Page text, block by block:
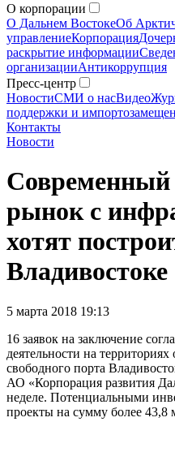
О корпорации
О Дальнем ВостокеОб
управлениеКорпорация
раскрытие информации
организацииАнтикоррупция
Пресс-центр
НовостиСМИ о насВидео
поддержки и
Контакты
Новости
рынок с
хотят
Владивостоке
5 марта 2018 19:13
16 заявок на заключение
деятельности на
свободного порта
АО «Корпорация развития
неделе. Потенциальными
проекты на сумму более